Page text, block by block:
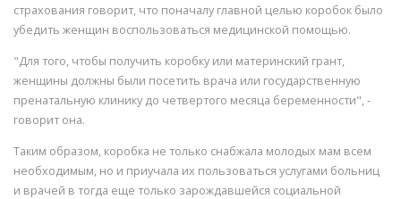
страхования говорит, что поначалу главной целью коробок было
убедить женщин воспользоваться медицинской помощью.
"Для того, чтобы получить коробку или материнский грант,
женщины должны были посетить врача или государственную
пренатальную клинику до четвертого месяца беременности", -
говорит она.
Таким образом, коробка не только снабжала молодых мам всем
необходимым, но и приучала их пользоваться услугами больниц
и врачей в тогда еще только зарождавшейся социальной